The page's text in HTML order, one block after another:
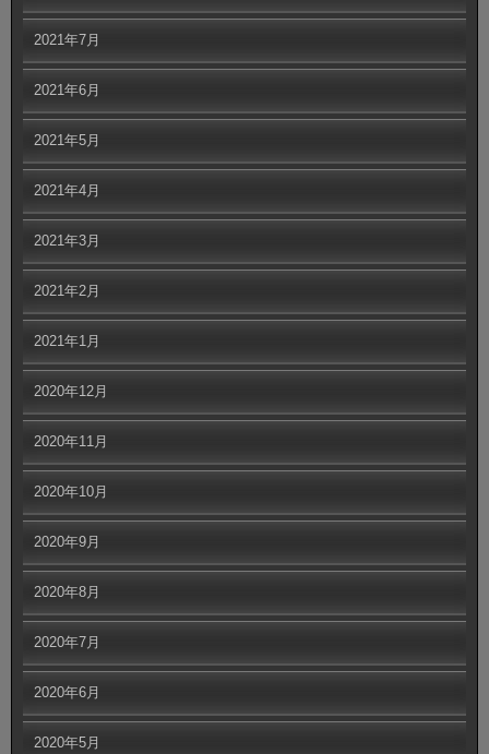
2021年7月
2021年6月
2021年5月
2021年4月
2021年3月
2021年2月
2021年1月
2020年12月
2020年11月
2020年10月
2020年9月
2020年8月
2020年7月
2020年6月
2020年5月